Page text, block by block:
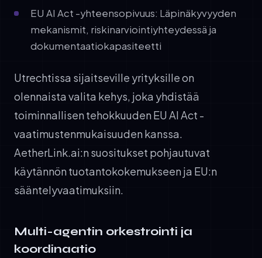
EU AI Act -yhteensopivuus: Läpinäkyvyyden
mekanismit, riskinarviointiyhteydessä ja
dokumentaatiokapasiteetti
Utrechtissa sijaitseville yrityksille on
olennaista valita kehys, joka yhdistää
toiminnallisen tehokkuuden EU AI Act -
vaatimustenmukaisuuden kanssa.
AetherLink.ai:n suositukset pohjautuvat
käytännön tuotantokokemukseen ja EU:n
sääntelyvaatimuksiin.
Multi-agentin orkestrointi ja
koordinaatio